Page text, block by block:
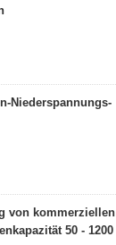
Niederspannungs-
von kommerziellen
50 - 1200